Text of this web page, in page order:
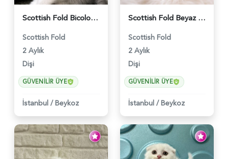
Scottish Fold Bicolor Lilac Dişi - 6014
Scottish Fold
2 Aylık
Dişi
GÜVENILIR ÜYE
İstanbul / Beykoz
Scottish Fold Beyaz Güzellik 2 Aylık - 4690
Scottish Fold
2 Aylık
Dişi
GÜVENILIR ÜYE
İstanbul / Beykoz